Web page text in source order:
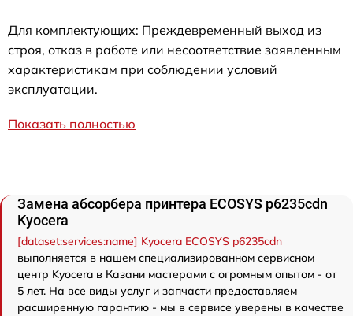
Для комплектующих: Преждевременный выход из
строя, отказ в работе или несоответствие заявленным
характеристикам при соблюдении условий
эксплуатации.
Показать полностью
Замена абсорбера принтера ECOSYS p6235cdn
Kyocera
[dataset:services:name] Kyocera ECOSYS p6235cdn
выполняется в нашем специализированном сервисном
центр Kyocera в Казани мастерами с огромным опытом - от
5 лет. На все виды услуг и запчасти предоставляем
расширенную гарантию - мы в сервисе уверены в качестве